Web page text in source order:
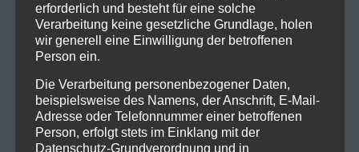
Kontakt
erforderlich und besteht für eine solche
Verarbeitung keine gesetzliche Grundlage, holen
wir generell eine Einwilligung der betroffenen
Person ein.
Die Verarbeitung personenbezogener Daten,
beispielsweise des Namens, der Anschrift, E-Mail-
Adresse oder Telefonnummer einer betroffenen
Person, erfolgt stets im Einklang mit der
Datenschutz-Grundverordnung und in